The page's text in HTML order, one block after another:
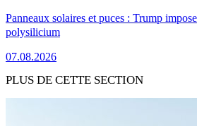
Panneaux solaires et puces : Trump
polysilicium
07.08.2026
PLUS DE CETTE SECTION